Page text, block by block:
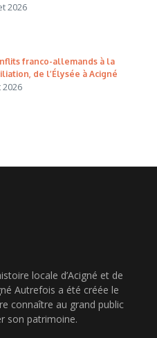
2026
franco-allemands à la
de l’Élysée à Acigné
locale d’Acigné et de
Autrefois a été créée le
connaître au grand public
son patrimoine.